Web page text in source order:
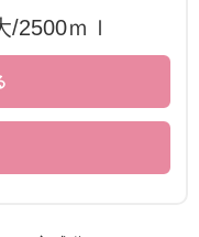
2500ｍｌ